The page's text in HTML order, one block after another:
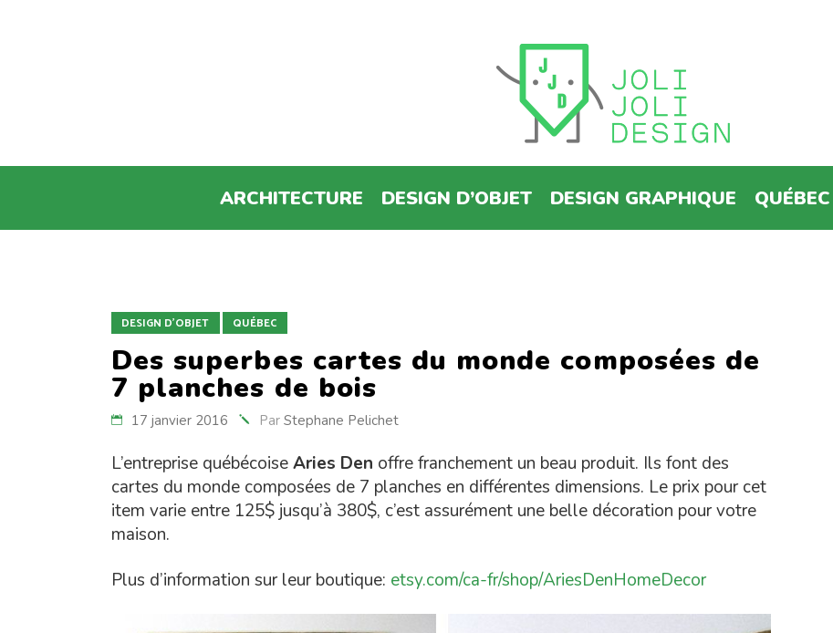
ARCHITECTURE DESIGN D’OBJET DESIGN GRAPHIQUE QUÉBEC
DESIGN D'OBJET QUÉBEC
Des superbes cartes du monde composées de
7 planches de bois
17 janvier 2016 Par Stephane Pelichet
L’entreprise québécoiseAries Den offre franchement un beau produit. Ils font des
cartes du monde composées de 7 planches en différentes dimensions. Le prix pour cet
item varie entre 125$ jusqu’à 380$, c’est assurément une belle décoration pour votre
maison.
Plus d’information sur leur boutique: etsy.com/ca-fr/shop/AriesDenHomeDecor